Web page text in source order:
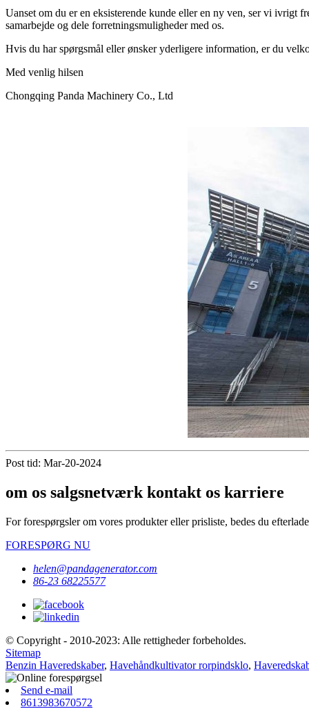
Uanset om du er en eksisterende kunde eller en ny ven, ser vi ivrigt
samarbejde og dele forretningsmuligheder med os.
Hvis du har spørgsmål eller ønsker yderligere information, er du
Med venlig hilsen
Chongqing Panda Machinery Co., Ltd
Post tid: Mar-20-2024
om os salgsnetværk kontakt os karriere
For forespørgsler om vores produkter eller prisliste, bedes du
FORESPØRG NU
helen@pandagenerator.com
86-23 68225577
© Copyright - 2010-2023: Alle rettigheder forbeholdes.
Sitemap
Benzin Haveredskaber, Havehåndkultivator rorpindsklo,
Send e-mail
8613983670572